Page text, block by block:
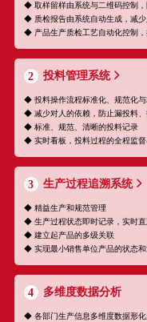
◆ 取样留样由系统与二维码控制
◆ 质检报告由系统自动生成，减少
◆ 产品生产质检工艺自动化控制
2 投料管理系统
◆ 投料操作流程标准化、规范化
◆ 减少对人的依赖，防止漏投料
◆ 标准、规范、清晰的投料记录
◆ 实时看板，投料过程的全程监
3 生产过程追溯系统
◆ 精益生产和规范管理
◆ 生产过程状态即时记录，实时直
◆ 建立起产品的多级关联
◆ 实现最小销售单位产品的状态
4 多维度数据分析
◆ 各部门生产信息多维度数据形